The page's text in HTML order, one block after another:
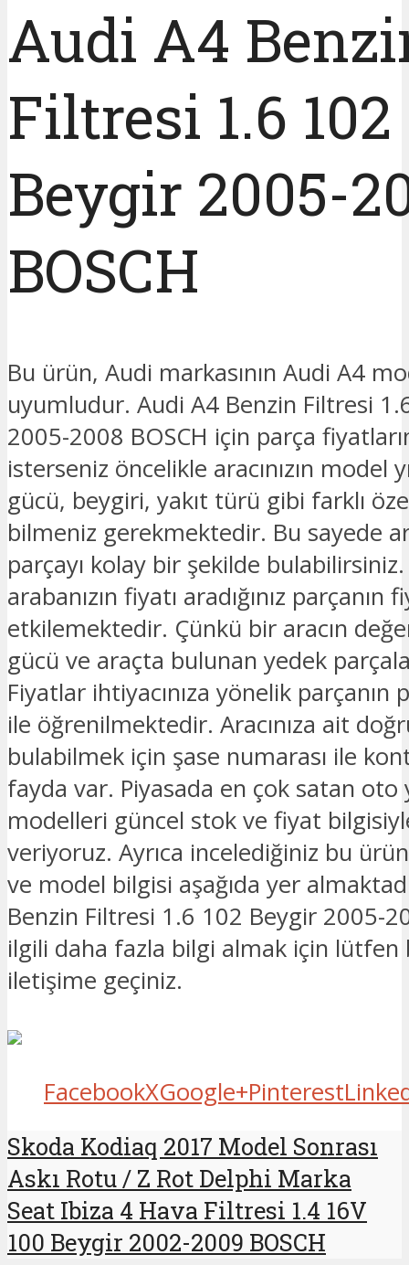
Audi A4
Filtresi 1.6 102
Beygir 2005-
BOSCH
Bu ürün, Audi markasının Audi A4
uyumludur. Audi A4 Benzin Filtresi
2005-2008 BOSCH için parça
isterseniz öncelikle aracınızın model
gücü, beygiri, yakıt türü gibi farklı
bilmeniz gerekmektedir. Bu sayede
parçayı kolay bir şekilde bulabilirsiniz.
arabanızın fiyatı aradığınız parçanın
etkilemektedir. Çünkü bir aracın
gücü ve araçta bulunan yedek
Fiyatlar ihtiyacınıza yönelik parçanın
ile öğrenilmektedir. Aracınıza ait
bulabilmek için şase numarası ile
fayda var. Piyasada en çok satan oto
modelleri güncel stok ve fiyat
veriyoruz. Ayrıca incelediğiniz bu
ve model bilgisi aşağıda yer
Benzin Filtresi 1.6 102 Beygir 2005-
ilgili daha fazla bilgi almak için lütfen
iletişime geçiniz.
FacebookXGoogle+Pinterest
Skoda Kodiaq 2017 Model Sonrası
Askı Rotu / Z Rot Delphi Marka
Seat Ibiza 4 Hava Filtresi 1.4 16V
100 Beygir 2002-2009 BOSCH